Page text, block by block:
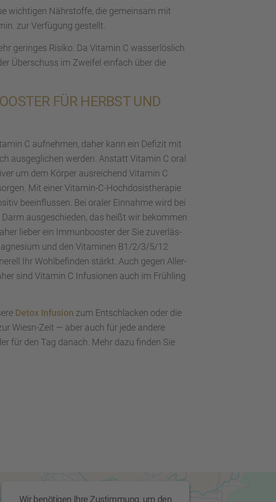
wichti­gen Nährstoffe, die gemein­sam mit
zur Verfü­gung gestellt.
gerin­ges Risiko. Da Vitamin C wasser­lös­lich
Überschuss im Zweifel einfach über die
FÜR HERBST UND
C aufneh­men, daher kann ein Defizit mit
ausge­gli­chen werden. Anstatt Vitamin C oral
um dem Körper ausrei­chend Vitamin C
Mit einer Vitamin-C-Hochdo­sis­the­ra­pie
beein­flus­sen. Bei oraler Einnahme wird bei
ausge­schie­den, das heißt wir bekom­men
lieber ein Immun­boos­ter der Sie zuver­läs­
und den Vitami­nen B1/2/3/5/12
Ihr Wohlbe­fin­den stärkt. Auch gegen Aller­
sind Vitamin C Infusio­nen auch im Frühling
Detox Infusion zum Entschla­cken oder die
Wiesn-Zeit — aber auch für jede andere
für den Tag danach. Mehr dazu finden Sie
Wir benötigen Ihre Zustimmung, um den